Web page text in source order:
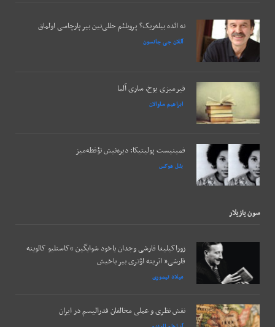
نه ائده بیله‌ریک؟ پروبلئم حللی‌نین بیر پارچاسی اولماق
آللان جی جانسون
قیرمیزی یوخ، ساری آلما
ابراهیم ساوالان
فمینیست پولیتیکا: دیره‌نیش نؤقطه‌میز
بئل هوکس
سون يازيلار
زوراکیلیغا قارشی وجدان یاخود شوایگین “کاستلیو کالوینه
قارشی” اثرینه اؤتری بیر باخیش
میلاد تیموری
نقش نظری و عملی مخالفان فدرالیسم در ایران